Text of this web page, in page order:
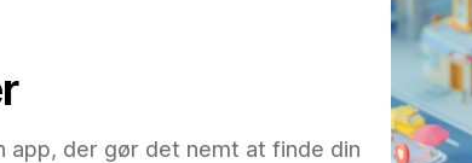
app, der gør det nemt at finde din